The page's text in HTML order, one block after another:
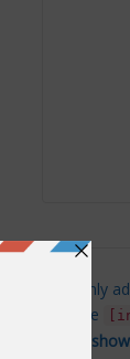
Only
the
is